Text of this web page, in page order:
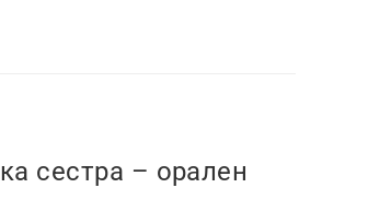
сестра – орален